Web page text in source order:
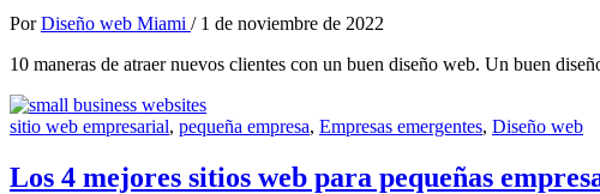
PorDiseño web Miami / 1 de noviembre de 2022
10 maneras de atraer nuevos clientes con un buen diseño web. Un buen
sitio web empresarial, pequeña empresa, Empresas emergentes, Diseño web
Los 4 mejores sitios web para pequeñas